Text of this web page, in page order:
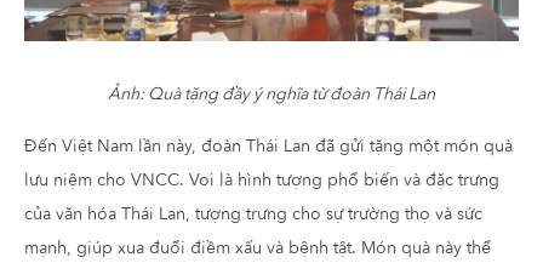
Ảnh: Quà tặng đầy ý nghĩa từ đoàn Thái Lan
Đến Việt Nam lần này, đoàn Thái Lan đã gửi tặng một món quà
lưu niệm cho VNCC. Voi là hình tượng phổ biến và đặc trưng
của văn hóa Thái Lan, tượng trưng cho sự trường thọ và sức
mạnh, giúp xua đuổi điềm xấu và bệnh tật. Món quà này thể